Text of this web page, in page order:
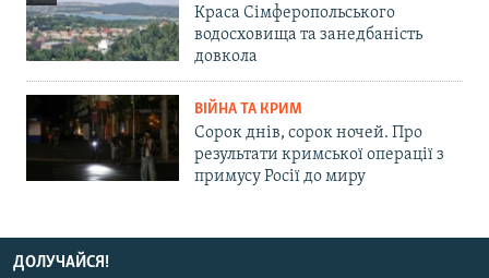
Краса Сімферопольського
водосховища та занедбаність
довкола
ВІЙНА ТА КРИМ
Сорок днів, сорок ночей. Про
результати кримської операції з
примусу Росії до миру
ДОЛУЧАЙСЯ!